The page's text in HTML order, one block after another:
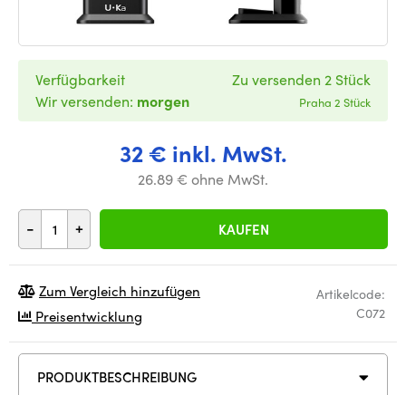
32 € inkl. MwSt.
26.89 € ohne MwSt.
- + KAUFEN
Verfügbarkeit
Wir versenden: morgen
Zu versenden 2 Stück
Praha 2 Stück
Artikelcode:
C072
Zum Vergleich hinzufügen
Preisentwicklung
PRODUKTBESCHREIBUNG